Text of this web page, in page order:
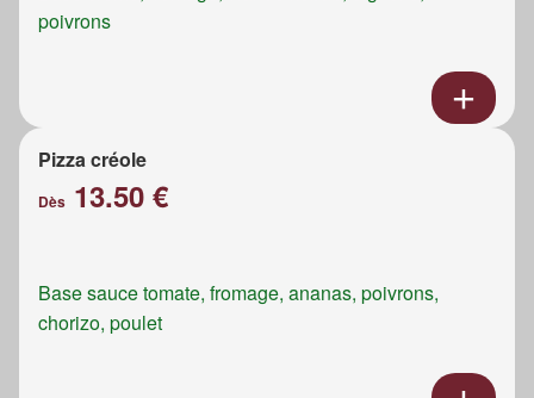
poivrons
Pizza créole
Dès 13.50 €
Base sauce tomate, fromage, ananas, poivrons,
chorizo, poulet